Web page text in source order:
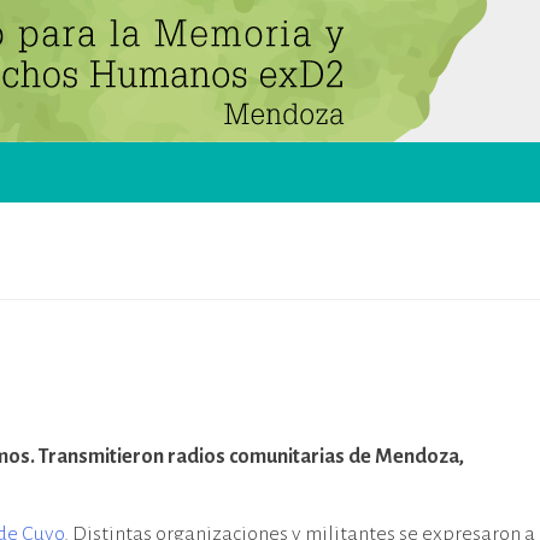
Transmitieron radios comunitarias de Mendoza,
Cuyo. Distintas organizaciones y militantes se expresaron a